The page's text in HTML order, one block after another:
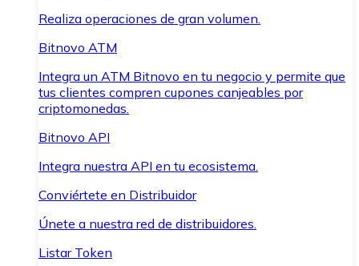
Realiza operaciones de gran volumen.
Bitnovo ATM
Integra un ATM Bitnovo en tu negocio y permite que
tus clientes compren cupones canjeables por
criptomonedas.
Bitnovo API
Integra nuestra API en tu ecosistema.
Conviértete en Distribuidor
Únete a nuestra red de distribuidores.
Listar Token